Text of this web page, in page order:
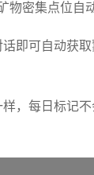
物密集点位自
即可自动获
，每日标记不